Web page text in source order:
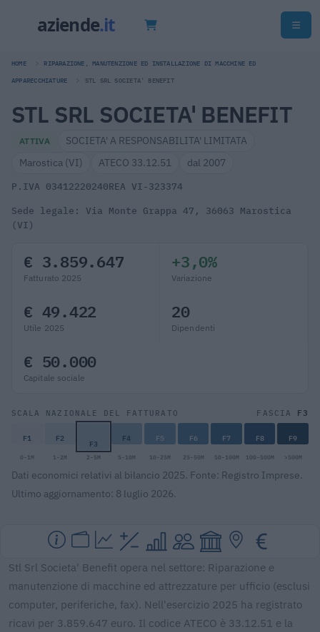
HOME RIPARAZIONE, MANUTENZIONE ED INSTALLAZIONE DI MACCHINE ED
APPARECCHIATURE STL SRL SOCIETA' BENEFIT
STL SRL SOCIETA' BENEFIT
ATTIVA
SOCIETA' A RESPONSABILITA' LIMITATA
Marostica (VI)
ATECO 33.12.51 dal 2007
P.IVA 03412220240REA VI-323374
Sede legale: Via Monte Grappa 47, 36063 Marostica
(VI)
€ 3.859.647
Fatturato 2025
+3,0%
Variazione
€ 49.422
Utile 2025
20
Dipendenti
€ 50.000
Capitale sociale
SCALA NAZIONALE DEL FATTURATO FASCIA F3
F1 F2 F3 F4 F5 F6 F7 F8 F9
0-1M 1-2M 2-5M 5-10M 10-25M 25-50M 50-100M 100-500M >500M
Dati economici relativi al bilancio 2025. Fonte: Registro Imprese.
Ultimo aggiornamento: 8 luglio 2026.
Stl Srl Societa' Benefit opera nel settore: Riparazione e
manutenzione di macchine ed attrezzature per ufficio (esclusi
computer, periferiche, fax). Nell'esercizio 2025 ha registrato
ricavi per 3.859.647 euro. Il codice ATECO è 33.12.51 e la